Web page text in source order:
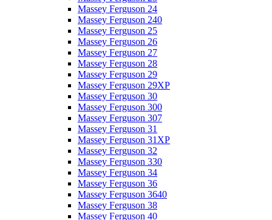
Massey Ferguson 24
Massey Ferguson 240
Massey Ferguson 25
Massey Ferguson 26
Massey Ferguson 27
Massey Ferguson 28
Massey Ferguson 29
Massey Ferguson 29XP
Massey Ferguson 30
Massey Ferguson 300
Massey Ferguson 307
Massey Ferguson 31
Massey Ferguson 31XP
Massey Ferguson 32
Massey Ferguson 330
Massey Ferguson 34
Massey Ferguson 36
Massey Ferguson 3640
Massey Ferguson 38
Massey Ferguson 40